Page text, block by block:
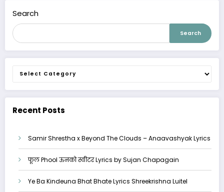
Search
Search
Categories
Recent Posts
Samir Shrestha x Beyond The Clouds – Anaavashyak Lyrics
फूल Phool ऊनको स्वीटर Lyrics by Sujan Chapagain
Ye Ba Kindeuna Bhat Bhate Lyrics Shreekrishna Luitel